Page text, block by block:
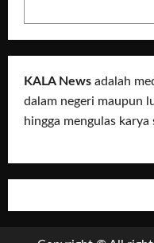
KALA News adalah
dalam negeri maupun
hingga mengulas karya